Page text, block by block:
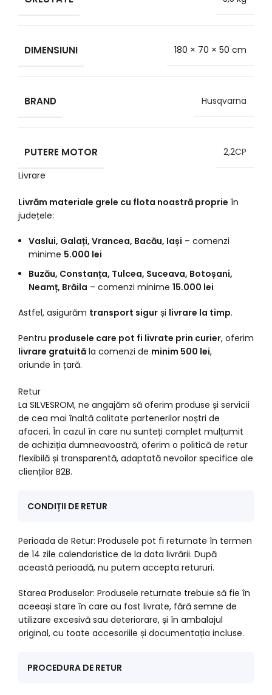
DIMENSIUNI 180 × 70 × 50 cm
BRAND Husqvarna
PUTERE MOTOR
2,2CP
Livrare
Livrăm materiale grele cu flota noastră proprie în
județele:
Vaslui, Galați, Vrancea, Bacău, Iași – comenzi
minime 5.000 lei
Buzău, Constanța, Tulcea, Suceava, Botoșani,
Neamț, Brăila – comenzi minime 15.000 lei
Astfel, asigurăm transport sigur și livrare la timp.
Pentru produsele care pot fi livrate prin curier, oferim
livrare gratuită la comenzi de minim 500 lei,
oriunde în țară.
Retur
La SILVESROM, ne angajăm să oferim produse și servicii
de cea mai înaltă calitate partenerilor noștri de
afaceri. În cazul în care nu sunteți complet mulțumit
de achiziția dumneavoastră, oferim o politică de retur
flexibilă și transparentă, adaptată nevoilor specifice ale
clienților B2B.
CONDIȚII DE RETUR
Perioada de Retur: Produsele pot fi returnate în termen
de 14 zile calendaristice de la data livrării. După
această perioadă, nu putem accepta retururi.
Starea Produselor: Produsele returnate trebuie să fie în
aceeași stare în care au fost livrate, fără semne de
utilizare excesivă sau deteriorare, și în ambalajul
original, cu toate accesoriile și documentația incluse.
PROCEDURA DE RETUR